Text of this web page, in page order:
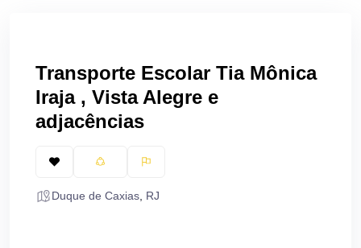
Transporte Escolar Tia Mônica
Iraja , Vista Alegre e
adjacências
Duque de Caxias RJ